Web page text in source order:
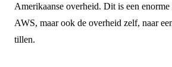
Amerikaanse overheid. Dit is een enorme
AWS, maar ook de overheid zelf, naar
tillen.